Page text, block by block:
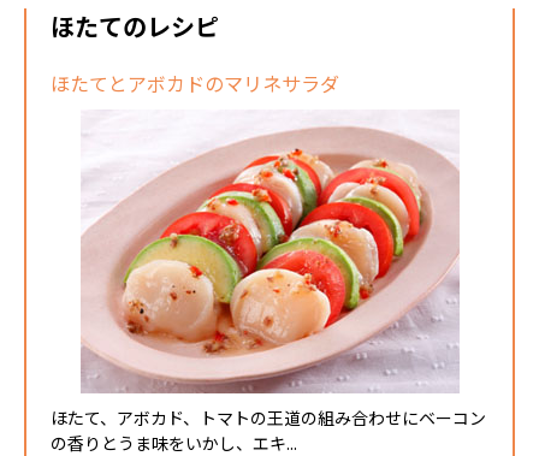
ほたてのレシピ
ほたてとアボカドのマリネサラダ
ほたて、アボカド、トマトの王道の組み合わせにベーコン
の香りとうま味をいかし、エキ...